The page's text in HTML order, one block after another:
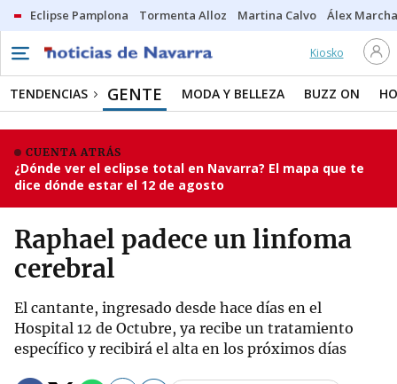
Eclipse Pamplona Tormenta Alloz Martina Calvo Álex
Kiosko
TENDENCIAS GENTE MODA Y BELLEZA BUZZ ON
CUENTA ATRÁS
¿Dónde ver el eclipse total en Navarra? El mapa que te
dice dónde estar el 12 de agosto
Raphael padece un linfoma
cerebral
El cantante, ingresado desde hace días en el
Hospital 12 de Octubre, ya recibe un tratamiento
específico y recibirá el alta en los próximos días